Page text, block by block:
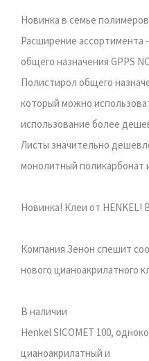
Новинка в семье
Расширение ассортимента
общего назначения GPPS
Полистирол общего
который можно
использование более
Листы значительно
монолитный поликарбонат
Новинка! Клеи от HENKEL!
Компания Зенон спешит
нового цианоакрилатного
В наличии
Henkel SICOMET 100,
цианоакрилатный и